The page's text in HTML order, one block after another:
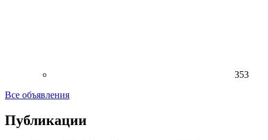
353
Все объявления
Публикации